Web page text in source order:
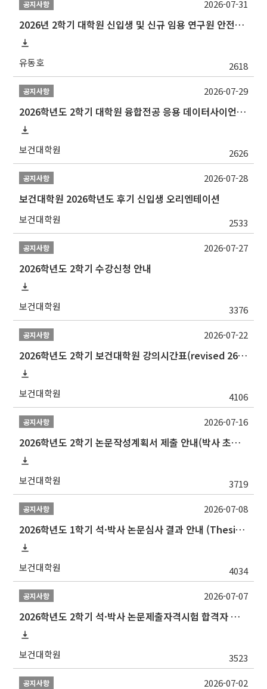
공지사항
2026년 2학기 대학원 신입생 및 신규 임용 연구원 안전환경교육(신규교육) 실시 안내
유동호 2618
2026-07-31
공지사항
2026학년도 2학기 대학원 융합전공 응용 데이터사이언스 선발 계획 알림
보건대학원 2626
2026-07-29
공지사항
보건대학원 2026학년도 후기 신입생 오리엔테이션
보건대학원 2533
2026-07-28
공지사항
2026학년도 2학기 수강신청 안내
보건대학원 3376
2026-07-27
공지사항
2026학년도 2학기 보건대학원 강의시간표(revised 260803)(2026 2nd SEMESTER SNU GSPH TIMETABLE)
보건대학원 4106
2026-07-22
공지사항
2026학년도 2학기 논문작성계획서 제출 안내(박사 초심 일정 포함)_Thesis Proposal
보건대학원 3719
2026-07-16
공지사항
2026학년도 1학기 석·박사 논문심사 결과 안내 (Thesis Defense Result)
보건대학원 4034
2026-07-08
공지사항
2026학년도 2학기 석·박사 논문제출자격시험 합격자 공고(TSQ Exam Result)
보건대학원 3523
2026-07-07
공지사항 2026-07-02